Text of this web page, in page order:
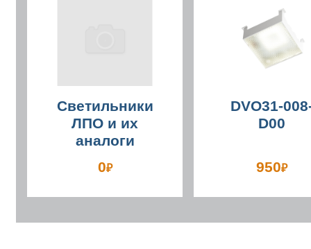
Светильники
ЛПО и их
аналоги
0₽
DVO31-
D00
950₽